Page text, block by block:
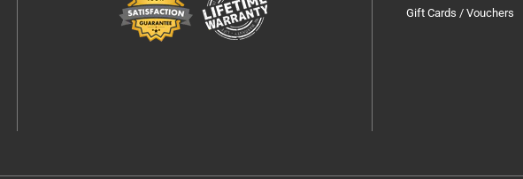
Gift Cards / Vouchers